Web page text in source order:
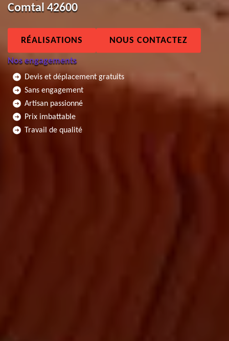
Comtal 42600
RÉALISATIONS NOUS CONTACTEZ
Nos engagements
Devis et déplacement gratuits
Sans engagement
Artisan passionné
Prix imbattable
Travail de qualité